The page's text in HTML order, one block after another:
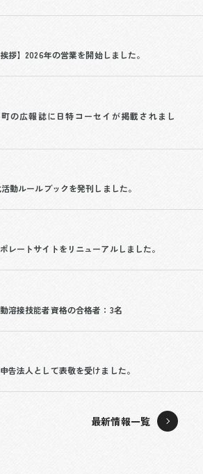
挨拶】2026年の営業を開始しました。
の広報誌に日特コーセイが掲載されまし
動ルールブックを発刊しました。
レートサイトをリニューアルしました。
溶接技能者資格の合格者：3名
告法人として表敬を受けました。
最新情報一覧